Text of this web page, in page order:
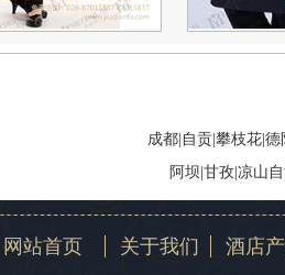
成都|自贡|攀枝花|
阿坝|甘孜|凉山
网站首页 关于我们 酒店